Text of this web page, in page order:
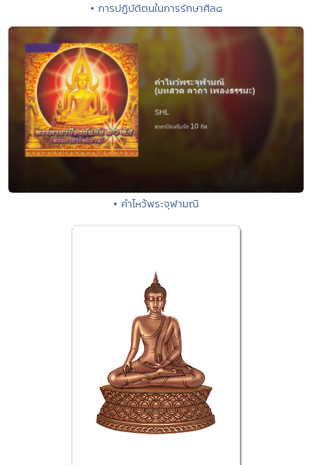
• การปฏิบัติตนในการรักษาศีล๘
• คำไหว้พระจุฬามณี